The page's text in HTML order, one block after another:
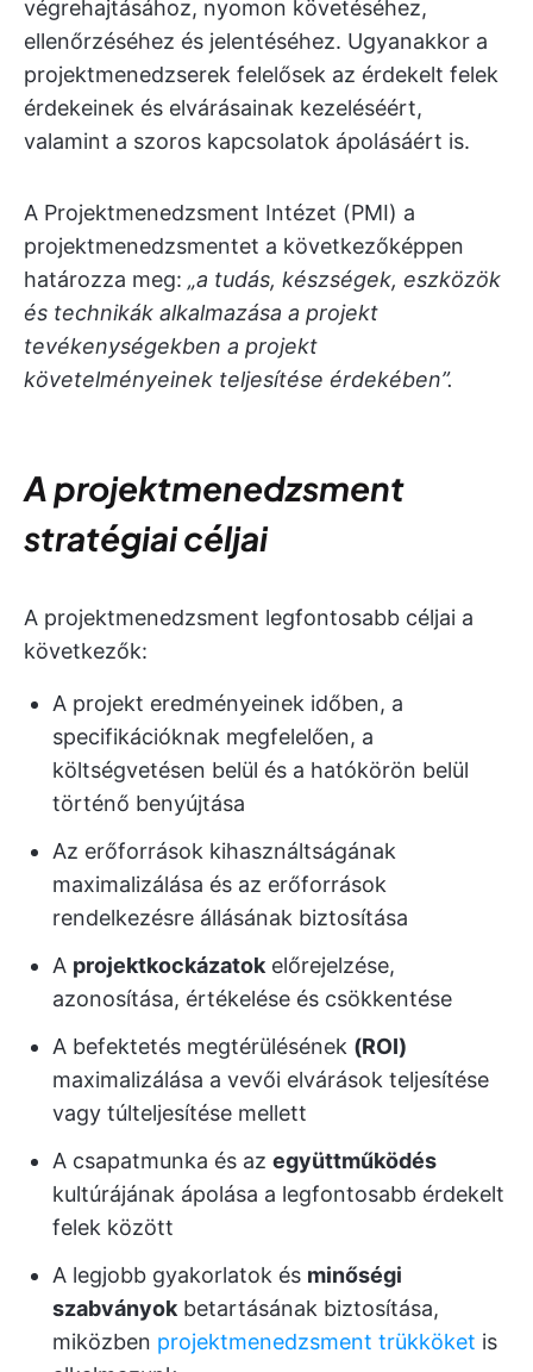
végrehajtásához, nyomon követéséhez,
ellenőrzéséhez és jelentéséhez. Ugyanakkor a
projektmenedzserek felelősek az érdekelt felek
érdekeinek és elvárásainak kezeléséért,
valamint a szoros kapcsolatok ápolásáért is.
A Projektmenedzsment Intézet (PMI) a
projektmenedzsmentet a következőképpen
határozza meg: „a tudás, készségek, eszközök
és technikák alkalmazása a projekt
tevékenységekben a projekt
követelményeinek teljesítése érdekében”.
A projektmenedzsment
stratégiai céljai
A projektmenedzsment legfontosabb céljai a
következők:
A projekt eredményeinek időben, a
specifikációknak megfelelően, a
költségvetésen belül és a hatókörön belül
történő benyújtása
Az erőforrások kihasználtságának
maximalizálása és az erőforrások
rendelkezésre állásának biztosítása
A projektkockázatok előrejelzése,
azonosítása, értékelése és csökkentése
A befektetés megtérülésének (ROI)
maximalizálása a vevői elvárások teljesítése
vagy túlteljesítése mellett
A csapatmunka és az együttműködés
kultúrájának ápolása a legfontosabb érdekelt
felek között
A legjobb gyakorlatok és minőségi
szabványok betartásának biztosítása,
miközben projektmenedzsment trükköket is